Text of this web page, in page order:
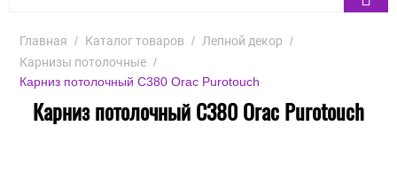
Главная / Каталог товаров / Лепной декор /
Карнизы потолочные /
Карниз потолочный C380 Orac Purotouch
Карниз потолочный C380 Orac Purotouch